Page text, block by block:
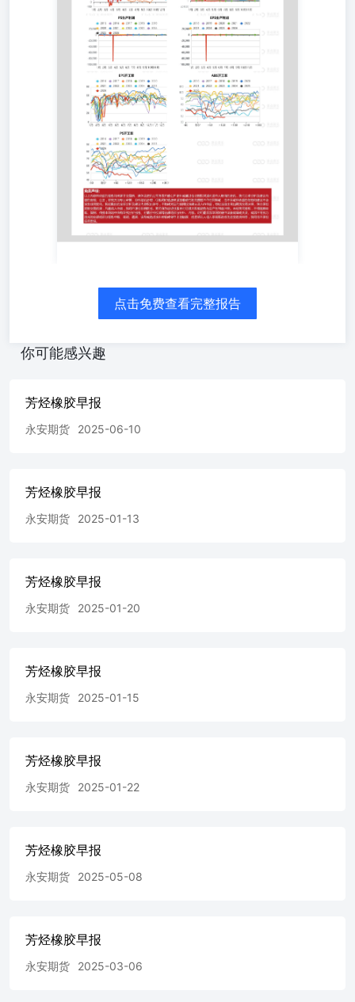
点击免费查看完整报告
你可能感兴趣
芳烃橡胶早报
永安期货 2025-06-10
芳烃橡胶早报
永安期货 2025-01-13
芳烃橡胶早报
永安期货 2025-01-20
芳烃橡胶早报
永安期货 2025-01-15
芳烃橡胶早报
永安期货 2025-01-22
芳烃橡胶早报
永安期货 2025-05-08
芳烃橡胶早报
永安期货 2025-03-06